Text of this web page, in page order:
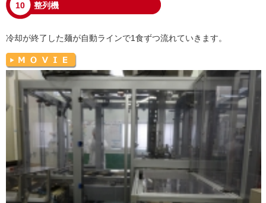
10 整列機
冷却が終了した麺が自動ラインで1食ずつ流れていきます。